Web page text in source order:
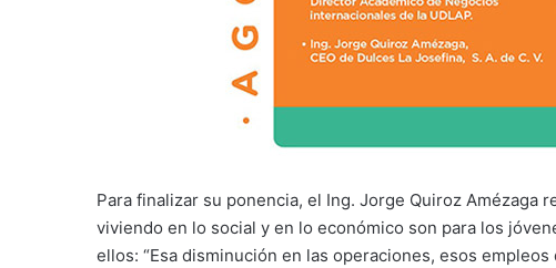
Para finalizar su ponencia, el Ing. Jorge Quiroz Amézaga
viviendo en lo social y en lo económico son para los
ellos: “Esa disminución en las operaciones, esos